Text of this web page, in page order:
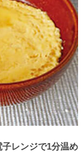
レンジで1分温め